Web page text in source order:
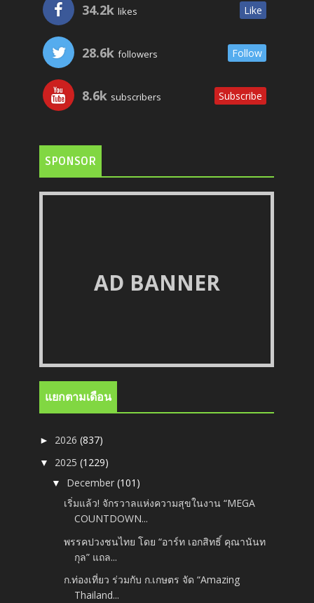
34.2k likes Like
28.6k followers Follow
8.6k subscribers Subscribe
SPONSOR
AD BANNER
แยกตามเดือน
► 2026(837)
▼ 2025(1229)
▼ December(101)
เริ่มแล้ว! จักรวาลแห่งความสุขในงาน “MEGA
COUNTDOWN...
พรรคปวงชนไทย โดย “อาร์ท เอกสิทธิ์ คุณานันท
กุล” แถล...
ก.ท่องเที่ยว ร่วมกับ ก.เกษตร จัด “Amazing
Thailand...